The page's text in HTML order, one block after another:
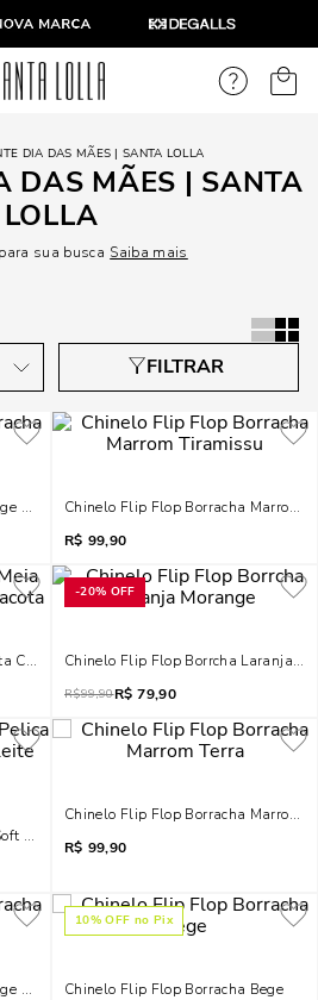
DIA DAS MÃES | SANTA LOLLA
DAS MÃES | SANTA
LOLLA
sua busca Saiba mais
Crua
Chinelo Flip Flop Borracha Marrom
R$ 99,90
Couro Marrom Terracota
-20% OFF
Chinelo Flip Flop Borrcha Laranja
R$99,90R$ 79,90
Marrom Doce De Leite Salto Bloco Baixo
Chinelo Flip Flop Borracha Marrom
R$ 99,90
Amêndoa
10% OFF no Pix
Chinelo Flip Flop Borracha Bege